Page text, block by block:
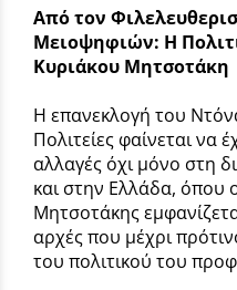
Από τον
Μειοψηφιών: Η
Κυριάκου Μητσοτάκη
Η επανεκλογή του
Πολιτείες φαίνεται να
αλλαγές όχι μόνο στη
και στην Ελλάδα, όπου
Μητσοτάκης
αρχές που μέχρι
του πολιτικού του